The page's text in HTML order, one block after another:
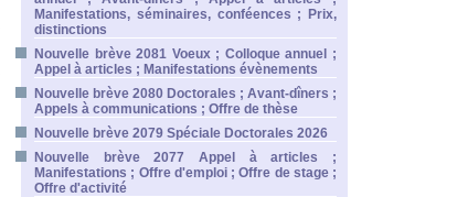
Manifestations, séminaires, conféences ; Prix,
distinctions
Nouvelle brève 2081 Voeux ; Colloque annuel ;
Appel à articles ; Manifestations évènements
Nouvelle brève 2080 Doctorales ; Avant-dîners ;
Appels à communications ; Offre de thèse
Nouvelle brève 2079 Spéciale Doctorales 2026
Nouvelle brève 2077 Appel à articles ;
Manifestations ; Offre d'emploi ; Offre de stage ;
Offre d'activité